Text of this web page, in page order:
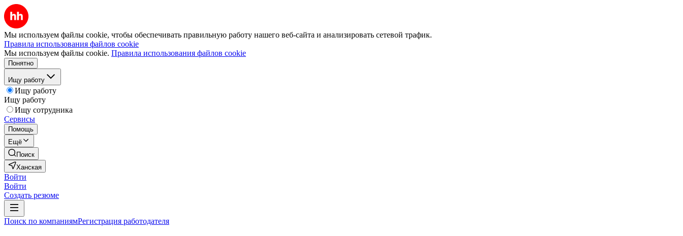
Мы используем файлы cookie, чтобы обеспечивать правильную работу нашего веб-сайта и анализировать сетевой трафик.
Правила использования файлов cookie
Мы используем файлы cookie. Правила использования файлов cookie
Понятно
Ищу работу
Ищу работу
Ищу работу
Ищу сотрудника
Сервисы
Помощь
Ещё
Поиск
Ханская
Войти
Войти
Создать резюме
Поиск по компаниямРегистрация работодателя